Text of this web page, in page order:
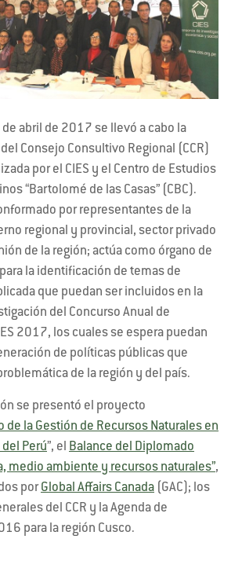
abril de 2017 se llevó a cabo la
Consejo Consultivo Regional (CCR)
por el CIES y el Centro de Estudios
“Bartolomé de las Casas” (CBC).
por representantes de la
regional y provincial, sector privado
de la región; actúa como órgano de
la identificación de temas de
que puedan ser incluidos en la
del Concurso Anual de
2017, los cuales se espera puedan
de políticas públicas que
de la región y del país.
se presentó el proyecto
de la Gestión de Recursos Naturales en
Perú”, el
Balance del Diplomado
medio ambiente y recursos naturales”,
porGlobal Affairs Canada (GAC); los
del CCR y la Agenda de
para la región Cusco.